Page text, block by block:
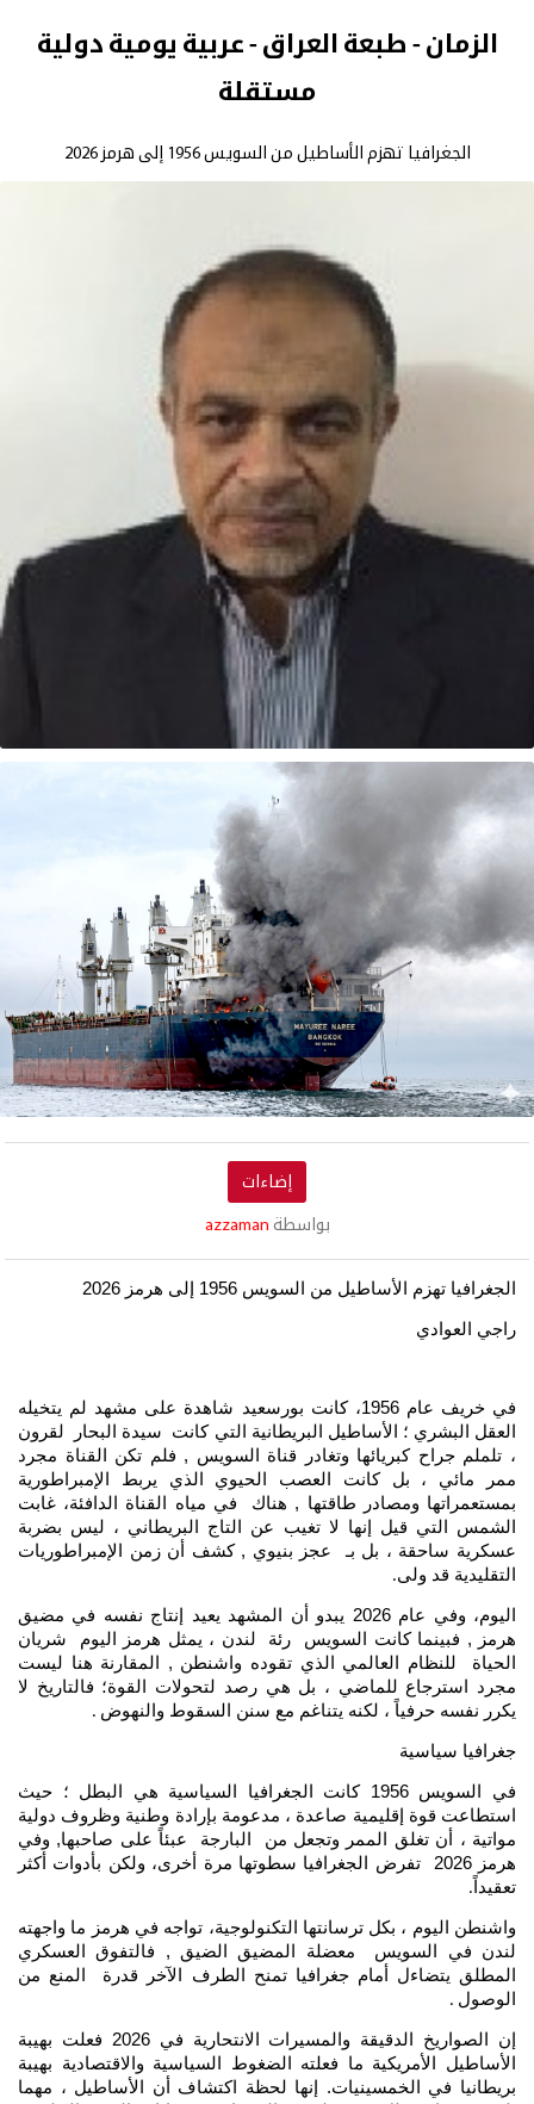
الزمان - طبعة العراق - عربية يومية دولية
مستقلة
الجغرافيا تهزم الأساطيل من السويس 1956 إلى هرمز 2026
إضاءات
بواسطة azzaman
الجغرافيا تهزم الأساطيل من السويس 1956 إلى هرمز 2026
راجي العوادي
في خريف عام 1956، كانت بورسعيد شاهدة على مشهد لم يتخيله
العقل البشري ؛ الأساطيل البريطانية التي كانت سيدة البحار لقرون
، تلملم جراح كبريائها وتغادر قناة السويس , فلم تكن القناة مجرد
ممر مائي ، بل كانت العصب الحيوي الذي يربط الإمبراطورية
بمستعمراتها ومصادر طاقتها , هناك في مياه القناة الدافئة، غابت
الشمس التي قيل إنها لا تغيب عن التاج البريطاني ، ليس بضربة
عسكرية ساحقة ، بل بـ عجز بنيوي , كشف أن زمن الإمبراطوريات
التقليدية قد ولى.
اليوم، وفي عام 2026 يبدو أن المشهد يعيد إنتاج نفسه في مضيق
هرمز , فبينما كانت السويس رئة لندن ، يمثل هرمز اليوم شريان
الحياة للنظام العالمي الذي تقوده واشنطن , المقارنة هنا ليست
مجرد استرجاع للماضي ، بل هي رصد لتحولات القوة؛ فالتاريخ لا
يكرر نفسه حرفياً ، لكنه يتناغم مع سنن السقوط والنهوض .
جغرافيا سياسية
في السويس 1956 كانت الجغرافيا السياسية هي البطل ؛ حيث
استطاعت قوة إقليمية صاعدة ، مدعومة بإرادة وطنية وظروف دولية
مواتية ، أن تغلق الممر وتجعل من البارجة عبئاً على صاحبها, وفي
هرمز 2026 تفرض الجغرافيا سطوتها مرة أخرى، ولكن بأدوات أكثر
تعقيداً .
واشنطن اليوم ، بكل ترسانتها التكنولوجية، تواجه في هرمز ما واجهته
لندن في السويس معضلة المضيق الضيق , فالتفوق العسكري
المطلق يتضاءل أمام جغرافيا تمنح الطرف الآخر قدرة المنع من
الوصول .
إن الصواريخ الدقيقة والمسيرات الانتحارية في 2026 فعلت بهيبة
الأساطيل الأمريكية ما فعلته الضغوط السياسية والاقتصادية بهيبة
بريطانيا في الخمسينيات. إنها لحظة اكتشاف أن الأساطيل ، مهما